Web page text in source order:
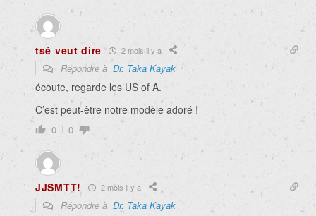
tsé veut dire 2 mois il y a
Répondre à Dr. Taka Kayak
écoute, regarde les US of A.
C’est peut-être notre modèle adoré !
0 0
JJSMTT! 2 mois il y a
Répondre à Dr. Taka Kayak